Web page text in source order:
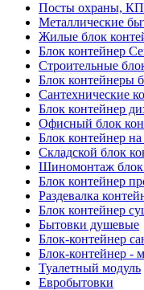
Посты охраны,
Металлические
Жилые блок
Блок контейнер
Строительные
Блок контейнеры
Сантехнические
Блок контейнер
Офисный блок
Блок контейнер
Складской блок
Шиномонтаж блок
Блок контейнер
Раздевалка
Блок контейнер
Бытовки душевые
Блок-контейнер
Блок-контейнер -
Туалетный модуль
Евробытовки